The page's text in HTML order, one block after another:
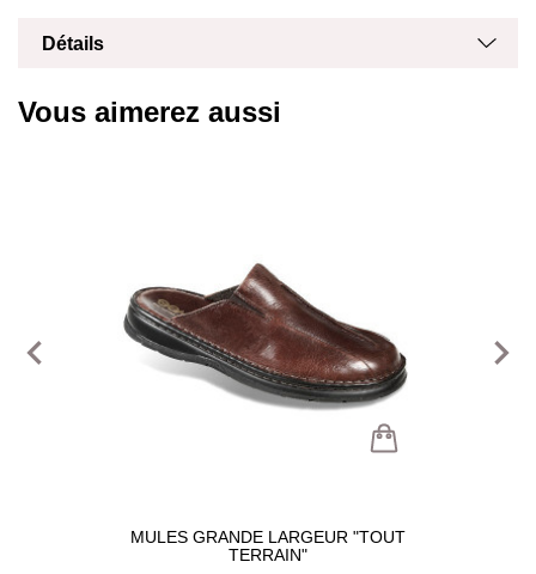
Détails
Vous aimerez aussi
MULES GRANDE LARGEUR "TOUT
TERRAIN"
navigate_before navigate_next